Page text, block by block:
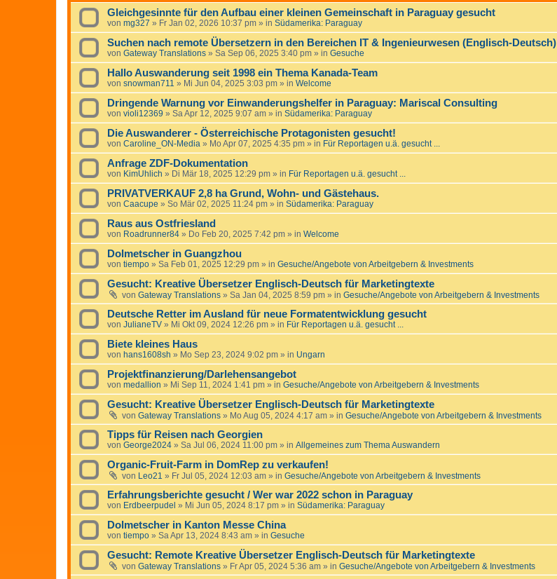
Gleichgesinnte für den Aufbau einer kleinen Gemeinschaft in Paraguay gesucht
von mg327 » Fr Jan 02, 2026 10:37 pm » in Südamerika: Paraguay
Suchen nach remote Übersetzern in den Bereichen IT & Ingenieurwesen (Englisch-Deutsch)
von Gateway Translations » Sa Sep 06, 2025 3:40 pm » in Gesuche
Hallo Auswanderung seit 1998 ein Thema Kanada-Team
von snowman711 » Mi Jun 04, 2025 3:03 pm » in Welcome
Dringende Warnung vor Einwanderungshelfer in Paraguay: Mariscal Consulting
von violi12369 » Sa Apr 12, 2025 9:07 am » in Südamerika: Paraguay
Die Auswanderer - Österreichische Protagonisten gesucht!
von Caroline_ON-Media » Mo Apr 07, 2025 4:35 pm » in Für Reportagen u.ä. gesucht ...
Anfrage ZDF-Dokumentation
von KimUhlich » Di Mär 18, 2025 12:29 pm » in Für Reportagen u.ä. gesucht ...
PRIVATVERKAUF 2,8 ha Grund, Wohn- und Gästehaus.
von Caacupe » So Mär 02, 2025 11:24 pm » in Südamerika: Paraguay
Raus aus Ostfriesland
von Roadrunner84 » Do Feb 20, 2025 7:42 pm » in Welcome
Dolmetscher in Guangzhou
von tiempo » Sa Feb 01, 2025 12:29 pm » in Gesuche/Angebote von Arbeitgebern & Investments
Gesucht: Kreative Übersetzer Englisch-Deutsch für Marketingtexte
von Gateway Translations » Sa Jan 04, 2025 8:59 pm » in Gesuche/Angebote von Arbeitgebern & Investments
Deutsche Retter im Ausland für neue Formatentwicklung gesucht
von JulianeTV » Mi Okt 09, 2024 12:26 pm » in Für Reportagen u.ä. gesucht ...
Biete kleines Haus
von hans1608sh » Mo Sep 23, 2024 9:02 pm » in Ungarn
Projektfinanzierung/Darlehensangebot
von medallion » Mi Sep 11, 2024 1:41 pm » in Gesuche/Angebote von Arbeitgebern & Investments
Gesucht: Kreative Übersetzer Englisch-Deutsch für Marketingtexte
von Gateway Translations » Mo Aug 05, 2024 4:17 am » in Gesuche/Angebote von Arbeitgebern & Investments
Tipps für Reisen nach Georgien
von George2024 » Sa Jul 06, 2024 11:00 pm » in Allgemeines zum Thema Auswandern
Organic-Fruit-Farm in DomRep zu verkaufen!
von Leo21 » Fr Jul 05, 2024 12:03 am » in Gesuche/Angebote von Arbeitgebern & Investments
Erfahrungsberichte gesucht / Wer war 2022 schon in Paraguay
von Erdbeerpudel » Mi Jun 05, 2024 8:17 pm » in Südamerika: Paraguay
Dolmetscher in Kanton Messe China
von tiempo » Sa Apr 13, 2024 8:43 am » in Gesuche
Gesucht: Remote Kreative Übersetzer Englisch-Deutsch für Marketingtexte
von Gateway Translations » Fr Apr 05, 2024 5:36 am » in Gesuche/Angebote von Arbeitgebern & Investments